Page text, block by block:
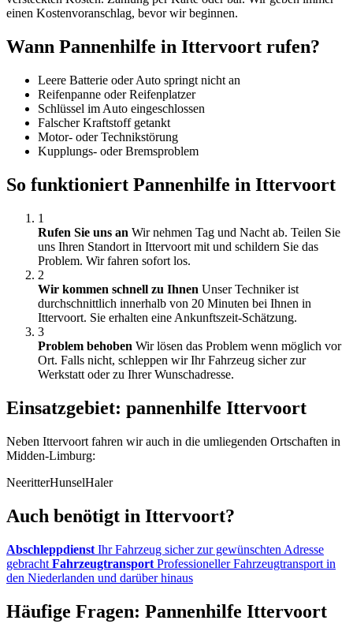
einen Kostenvoranschlag, bevor wir beginnen.
Wann Pannenhilfe in Ittervoort rufen?
Leere Batterie oder Auto springt nicht an
Reifenpanne oder Reifenplatzer
Schlüssel im Auto eingeschlossen
Falscher Kraftstoff getankt
Motor- oder Technikstörung
Kupplungs- oder Bremsproblem
So funktioniert Pannenhilfe in Ittervoort
1
Rufen Sie uns an Wir nehmen Tag und Nacht ab. Teilen Sie
uns Ihren Standort in Ittervoort mit und schildern Sie das
Problem. Wir fahren sofort los.
2
Wir kommen schnell zu Ihnen Unser Techniker ist
durchschnittlich innerhalb von 20 Minuten bei Ihnen in
Ittervoort. Sie erhalten eine Ankunftszeit-Schätzung.
3
Problem behoben Wir lösen das Problem wenn möglich vor
Ort. Falls nicht, schleppen wir Ihr Fahrzeug sicher zur
Werkstatt oder zu Ihrer Wunschadresse.
Einsatzgebiet: pannenhilfe Ittervoort
Neben Ittervoort fahren wir auch in die umliegenden Ortschaften in
Midden-Limburg:
NeeritterHunselHaler
Auch benötigt in Ittervoort?
Abschleppdienst Ihr Fahrzeug sicher zur gewünschten Adresse
gebracht Fahrzeugtransport Professioneller Fahrzeugtransport in
den Niederlanden und darüber hinaus
Häufige Fragen: Pannenhilfe Ittervoort